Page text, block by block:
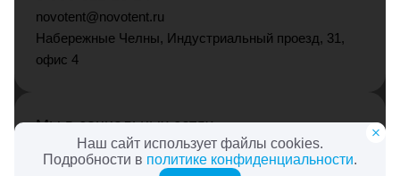
Наш сайт использует файлы cookies.
Подробности в политике конфиденциальности.
novotent@novotent.ru
Набережные Челны, Индустриальный проезд, 31,
офис 4
Мы в социальных сетях